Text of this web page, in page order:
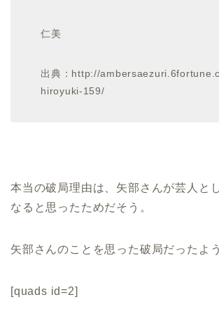
仁美
出典：http://
hiroyuki-159/
本当の破局理由は、矢部さんが芸人と
なると思ったためだそう。
矢部さんのことを思った破局だったよ
[quads id=2]